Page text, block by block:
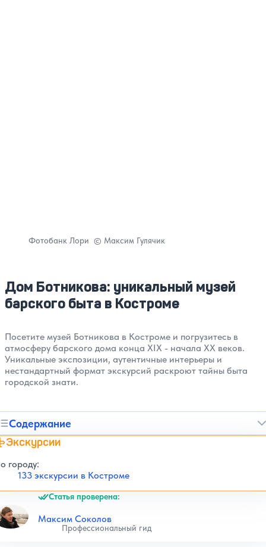
Дом Ботникова: уникальный музей
барского быта в Костроме
Посетите музей Ботникова в Костроме и погрузитесь в
атмосферу барского дома конца XIX - начала XX веков.
Уникальные экспозиции, аутентичные интерьеры и
нестандартный формат экскурсий раскроют тайны быта
городской знати.
Содержание
Экскурсии
городу:
133 экскурсии в Костроме
Статья проверена:
Максим Соколов
Профессиональный гид
Фотобанк Лори © Максим Гулячик